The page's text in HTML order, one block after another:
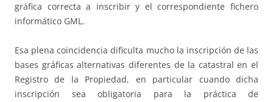
gráfica correcta a inscribir y el correspondiente fichero
informático GML.
Esa plena coincidencia dificulta mucho la inscripción de las
bases gráficas alternativas diferentes de la catastral en el
Registro de la Propiedad, en particular cuando dicha
inscripción sea obligatoria para la práctica de